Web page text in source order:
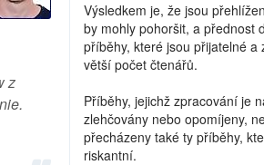
z
Výsledkem je, že jsou
by mohly pohoršit, a přednost
příběhy, které jsou přijatelné a
větší počet čtenářů.
Příběhy, jejichž zpracování je
zlehčovány nebo opomíjeny,
přecházeny také ty příběhy,
riskantní.